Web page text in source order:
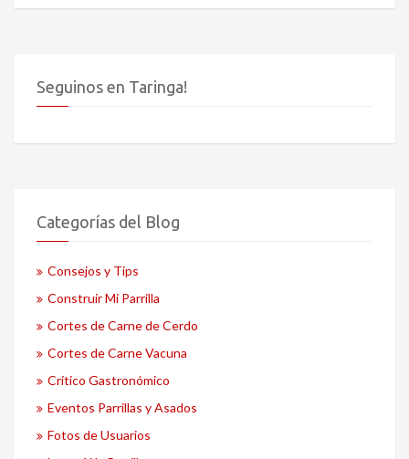
Seguinos en Taringa!
Categorías del Blog
Consejos y Tips
Construir Mi Parrilla
Cortes de Carne de Cerdo
Cortes de Carne Vacuna
Crítico Gastronómico
Eventos Parrillas y Asados
Fotos de Usuarios